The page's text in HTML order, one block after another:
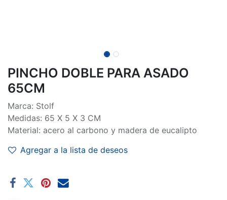
PINCHO DOBLE PARA ASADO
65CM
Marca: Stolf
Medidas: 65 X 5 X 3 CM
Material: acero al carbono y madera de eucalipto
Agregar a la lista de deseos